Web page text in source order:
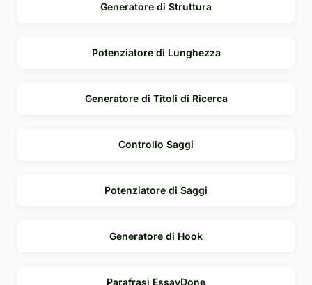
Generatore di Struttura
Potenziatore di Lunghezza
Generatore di Titoli di Ricerca
Controllo Saggi
Potenziatore di Saggi
Generatore di Hook
Parafrasi EssayDone